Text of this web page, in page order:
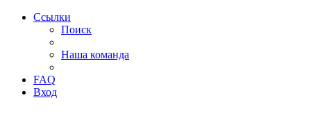
Ссылки
Поиск
Наша команда
FAQ
Вход